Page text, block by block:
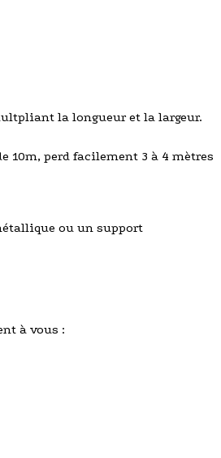
la longueur et la largeur.
10m, perd facilement 3 à 4 mètres
ou un support
à vous :